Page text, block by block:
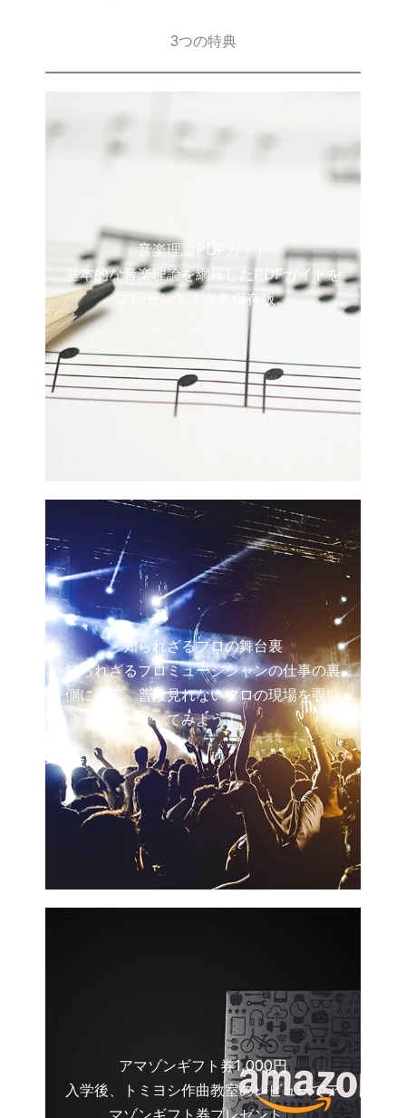
3つの特典
音楽理論PDFガイド
基本的な音楽理論を網羅したPDFガイドを
プレゼント！永久保存版。
知られざるプロの舞台裏
知られざるプロミュージシャンの仕事の裏
側に密着。普段見れないプロの現場を覗い
てみよう！
アマゾンギフト券1,000円
入学後、トミヨシ作曲教室のレビューでア